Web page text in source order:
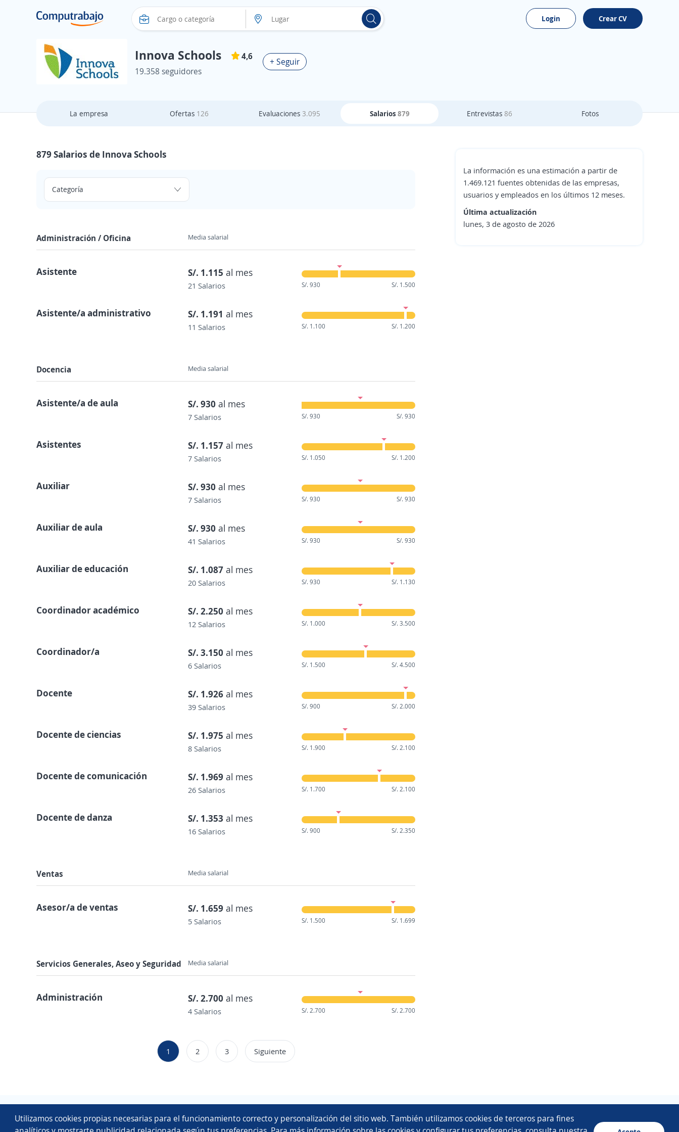
Login Crear CV
Innova Schools
4,6
19.358 seguidores
+ Seguir
La empresa Ofertas 126 Evaluaciones 3.095 Salarios 879 Entrevistas86 Fotos
879 Salarios de Innova Schools
Administración / Oficina Media salarial
Asistente S/. 1.115 al mes
21 Salarios S/. 930 S/. 1.500
Asistente/a administrativo S/. 1.191 al mes
11 Salarios S/. 1.100 S/. 1.200
Docencia Media salarial
Asistente/a de aula S/. 930 al mes
7 Salarios S/. 930 S/. 930
Asistentes S/. 1.157 al mes
7 Salarios S/. 1.050 S/. 1.200
Auxiliar S/. 930 al mes
7 Salarios S/. 930 S/. 930
Auxiliar de aula S/. 930 al mes
41 Salarios S/. 930 S/. 930
Auxiliar de educación S/. 1.087 al mes
20 Salarios S/. 930 S/. 1.130
Coordinador académico S/. 2.250 al mes
12 Salarios S/. 1.000 S/. 3.500
Coordinador/a S/. 3.150 al mes
6 Salarios S/. 1.500 S/. 4.500
Docente S/. 1.926 al mes
39 Salarios S/. 900 S/. 2.000
Docente de ciencias S/. 1.975 al mes
8 Salarios S/. 1.900 S/. 2.100
Docente de comunicación S/. 1.969 al mes
26 Salarios S/. 1.700 S/. 2.100
Docente de danza S/. 1.353 al mes
16 Salarios S/. 900 S/. 2.350
Ventas Media salarial
Asesor/a de ventas S/. 1.659 al mes
5 Salarios S/. 1.500 S/. 1.699
Servicios Generales, Aseo y Seguridad Media salarial
Administración S/. 2.700 al mes
4 Salarios S/. 2.700 S/. 2.700
1 2 3 Siguiente
La información es una estimación a partir de
1.469.121 fuentes obtenidas de las empresas,
usuarios y empleados en los últimos 12 meses.
Última actualización
lunes, 3 de agosto de 2026
Aviso legal/privacidad
Utilizamos cookies propias necesarias para el funcionamiento correcto y personalización del sitio web. También utilizamos cookies de terceros para fines